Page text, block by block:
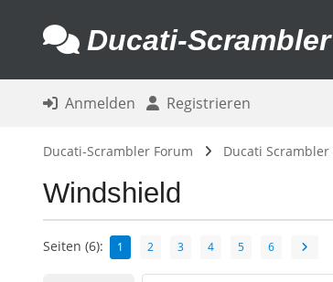
Ducati-
Anmelden Registrieren
Ducati-Scrambler Forum Ducati Scrambler
Windshield
Seiten (6): 1 2 3 4 5 6